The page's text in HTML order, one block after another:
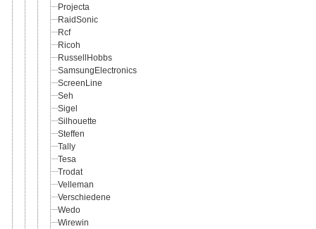
Projecta
RaidSonic
Rcf
Ricoh
RussellHobbs
SamsungElectronics
ScreenLine
Seh
Sigel
Silhouette
Steffen
Tally
Tesa
Trodat
Velleman
Verschiedene
Wedo
Wirewin